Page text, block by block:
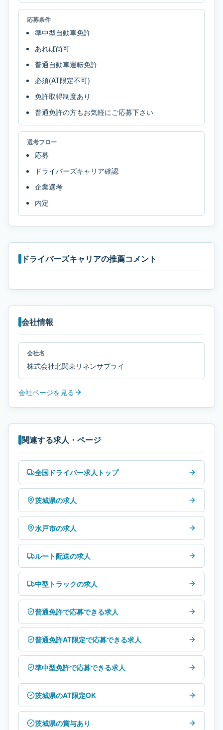
応募条件
準中型自動車免許
あれば尚可
普通自動車運転免許
必須(AT限定不可)
免許取得制度あり
普通免許の方もお気軽にご応募下さい
選考フロー
応募
ドライバーズキャリア確認
企業選考
内定
ドライバーズキャリアの推薦コメント
会社情報
会社名
株式会社北関東リネンサプライ
会社ページを見る
関連する求人・ページ
全国ドライバー求人トップ
茨城県の求人
水戸市の求人
ルート配送の求人
中型トラックの求人
普通免許で応募できる求人
普通免許AT限定で応募できる求人
準中型免許で応募できる求人
茨城県のAT限定OK
茨城県の賞与あり